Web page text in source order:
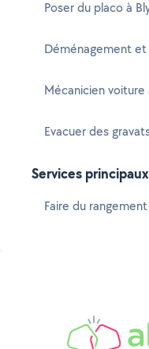
Poser du placo à
Déménagement
Mécanicien voiture
Evacuer des
Services principaux
Faire du rangement